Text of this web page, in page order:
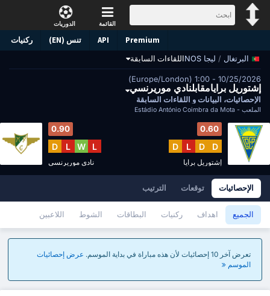
الدوريات القائمة
ركنيات تنس (EN) API Premium
البرتغال / ليجا NOS اللقاءات السابقة
10/25/2026 - 1:00 (Europe/London)
إشتوريل برايامقابلنادي موريرنسي
الإحصائيات، البيانات و اللقاءات السابقة
الملعب - Estádio António Coimbra da Mota
0.60
D
D
L
D
إشتوريل برايا
0.90
L
W
L
D
نادي موريرنسي
الإحصائيات توقعات الترتيب
الجميع اهداف ركنيات البطاقات الشوط اللاعبين
تعرض آخر 10 إحصائيات لأن هذه مباراة في بداية الموسم.
عرض إحصائيات
الموسم